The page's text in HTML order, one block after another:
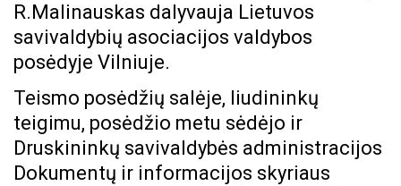
R.Malinauskas dalyvauja Lietuvos
savivaldybių asociacijos valdybos
posėdyje Vilniuje.
Teismo posėdžių salėje, liudininkų
teigimu, posėdžio metu sėdėjo ir
Druskininkų savivaldybės administracijos
Dokumentų ir informacijos skyriaus